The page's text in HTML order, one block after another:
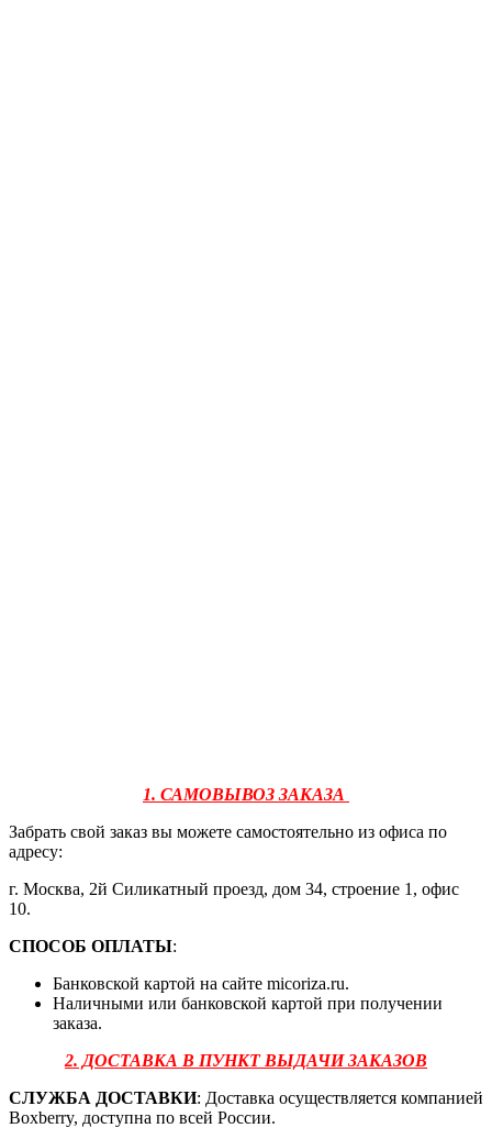
1. САМОВЫВОЗ ЗАКАЗА
Забрать свой заказ вы можете самостоятельно из офиса по
адресу:
г. Москва, 2й Силикатный проезд, дом 34, строение 1, офис
10.
СПОСОБ ОПЛАТЫ:
Банковской картой на сайте micoriza.ru.
Наличными или банковской картой при получении
заказа.
2. ДОСТАВКА В ПУНКТ ВЫДАЧИ ЗАКАЗОВ
СЛУЖБА ДОСТАВКИ: Доставка осуществляется компанией
Boxberry, доступна по всей России.